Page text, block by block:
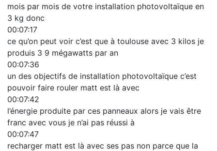
mois par mois de votre installation photovoltaïque en
3 kg donc
00:07:17
ce qu’on peut voir c’est que à toulouse avec 3 kilos je
produis 3 9 mégawatts par an
00:07:36
un des objectifs de installation photovoltaïque c’est
pouvoir faire rouler matt est là avec
00:07:42
l’énergie produite par ces panneaux alors je vais être
franc avec vous je n’ai pas réussi à
00:07:47
recharger matt est là avec ses pas non parce que la